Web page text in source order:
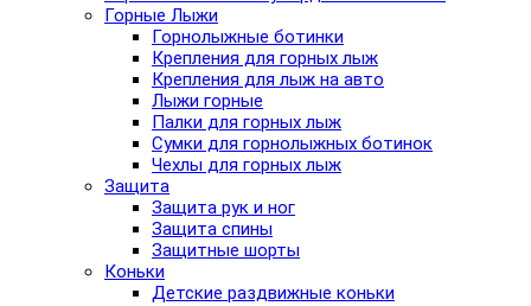
Горные Лыжи
Горнолыжные ботинки
Крепления для горных лыж
Крепления для лыж на авто
Лыжи горные
Палки для горных лыж
Сумки для горнолыжных ботинок
Чехлы для горных лыж
Защита
Защита рук и ног
Защита спины
Защитные шорты
Коньки
Детские раздвижные коньки